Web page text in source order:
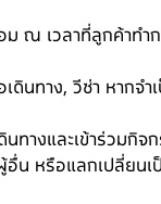
ณ เวลาที่ลูกค้าท
นทาง, วีซ่า หาก
ทางและเข้าร่วม
น หรือแลกเปลี่ยน